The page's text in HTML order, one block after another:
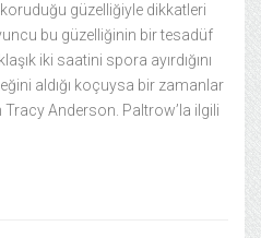
güzelliğiyle dikkatleri
bu güzelliğinin bir tesadüf
iki saatini spora ayırdığını
aldığı koçuysa bir zamanlar
Tracy Anderson. Paltrow’la ilgili